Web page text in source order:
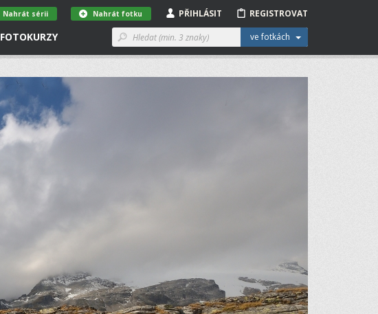
FOTOKURZY ve fotkách
REGISTROVAT
PŘIHLÁSIT
Nahrát fotku
Nahrát sérii